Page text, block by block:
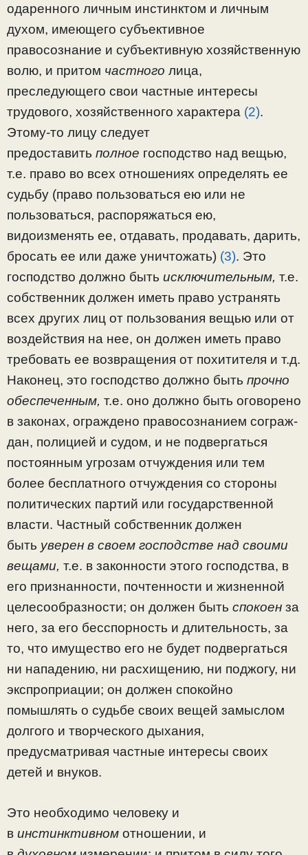
одаренного лич­ным инстинктом и личным
духом, имеющего субъективное
правосознание и субъективную хозяйственную
волю, и при­том частного лица,
преследующего свои частные интересы
трудового, хозяйственного характера (2).
Этому-то лицу следует
предоставить полное господство над вещью,
т.е. право во всех отношениях определять ее
судьбу (право пользоваться ею или не
пользоваться, распоряжаться ею,
видоизменять ее, отдавать, продавать, дарить,
бросать ее или даже уничтожать) (3). Это
господство должно быть ис­ключительным, т.е.
собственник должен иметь право уст­ранять
всех других лиц от пользования вещью или от
воздействия на нее, он должен иметь право
требовать ее возвращения от похитителя и т.д.
Наконец, это господство должно быть прочно
обеспеченным, т.е. оно должно быть оговорено
в законах, ограждено правосознанием сограж­
дан, полицией и судом, и не подвергаться
постоянным уг­розам отчуждения или тем
более бесплатного отчуждения со стороны
политических партий или государственной
вла­сти. Частный собственник должен
быть уверен в своем господстве над своими
вещами, т.е. в законности этого господства, в
его признанности, почтенности и жизненной
целесообразности; он должен быть спокоен за
него, за его бесспорность и длительность, за
то, что имущество его не будет подвергаться
ни нападению, ни расхищению, ни под­жогу, ни
экспроприации; он должен спокойно
помышлять о судьбе своих вещей замыслом
долгого и творческого ды­хания,
предусматривая частные интересы своих
детей и внуков.
Это необходимо человеку и
в инстинктивном отноше­нии, и